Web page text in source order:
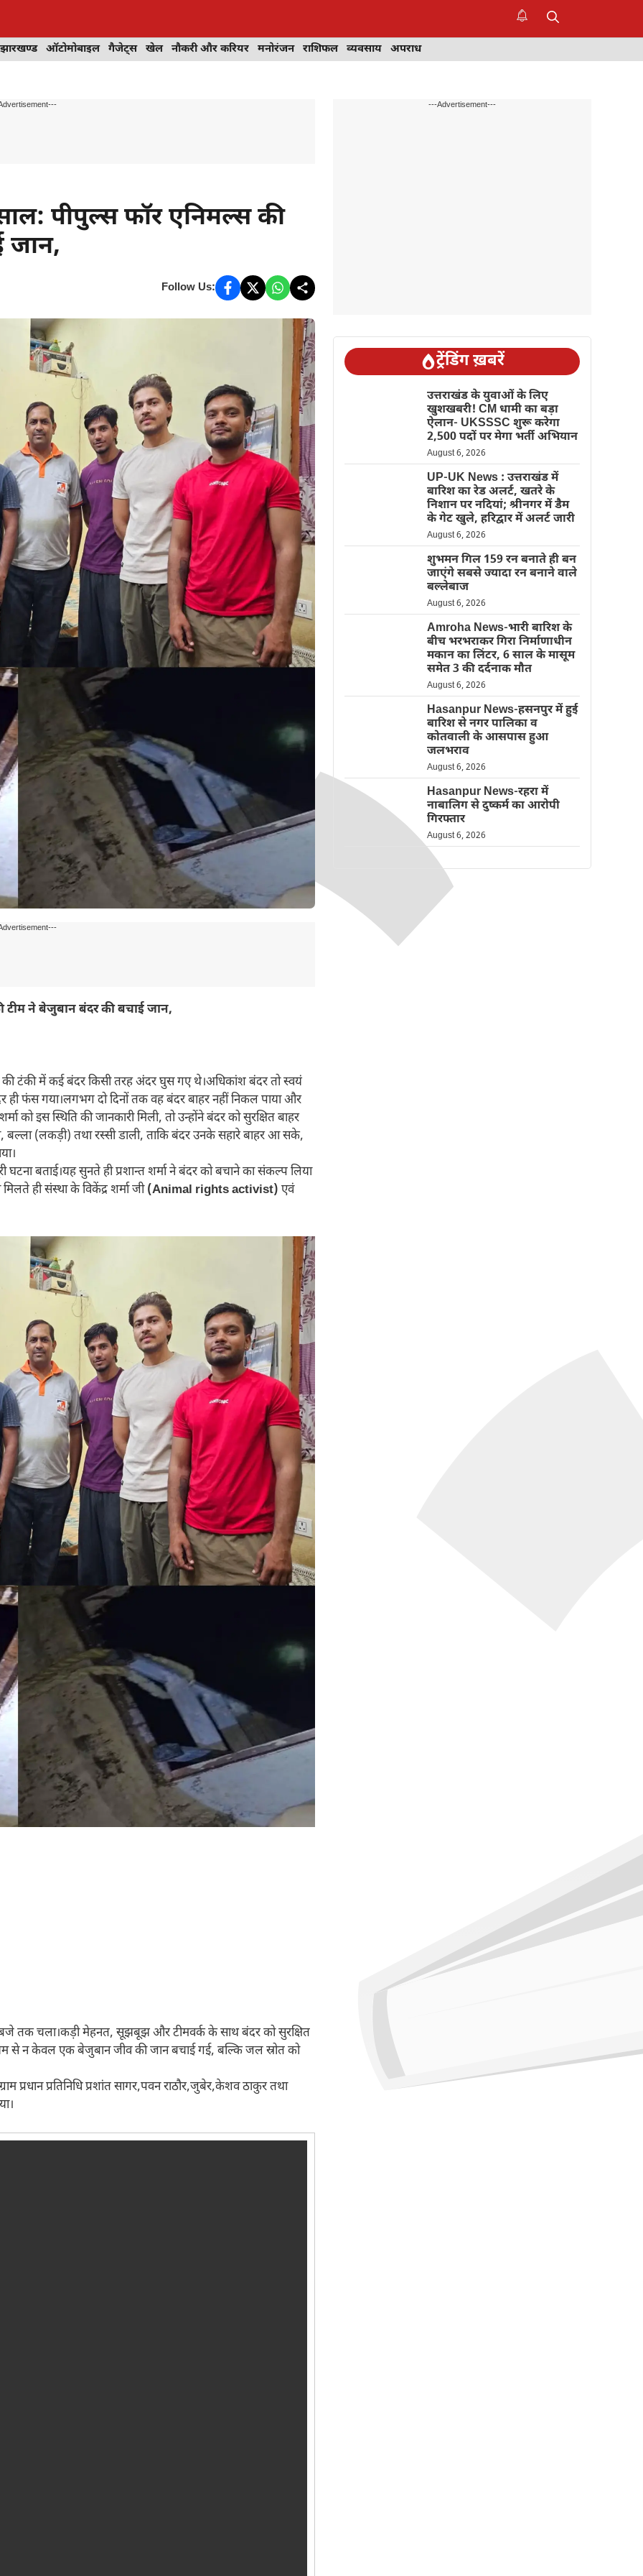
झारखण्ड ऑटोमोबाइल गैजेट्स खेल नौकरी और करियर मनोरंजन राशिफल व्यवसाय अपराध
पीपुल्स फॉर एनिमल्स की
जान,
Follow Us:
टीम नेबेजुबान बंदर की बचाई जान,
की टंकी में कई बंदर किसी तरह अंदर घुस गए थे।अधिकांश बंदर तो स्वयं
फंस गया।लगभग दो दिनों तक वह बंदर बाहर नहीं निकल पाया और
इस स्थिति की जानकारी मिली, तो उन्होंने बंदर को सुरक्षित बाहर
बल्ला (लकड़ी) तथा रस्सी डाली, ताकि बंदर उनके सहारे बाहर आ सके,
घटना बताई।यह सुनते ही प्रशान्त शर्मा ने बंदर को बचाने का संकल्प लिया
ही संस्था के विकेंद्र शर्मा जी(Animal rights activist) एवं
तक चला।कड़ी मेहनत, सूझबूझ और टीमवर्क के साथ बंदर को सुरक्षित
से न केवल एक बेजुबान जीव की जान बचाई गई, बल्कि जल स्रोत को
प्रधान प्रतिनिधि प्रशांत सागर,पवन राठौर,जुबेर,केशव ठाकुर तथा
---Advertisement---
ट्रेंडिंग ख़बरें
उत्तराखंड के युवाओं के लिए
खुशखबरी! CM धामी का बड़ा
ऐलान- UKSSSC शुरू करेगा
2,500 पदों पर मेगा भर्ती अभियान
August 6, 2026
UP-UK News : उत्तराखंड में
बारिश का रेड अलर्ट, खतरे के
निशान पर नदियां; श्रीनगर में डैम
के गेट खुले, हरिद्वार में अलर्ट जारी
August 6, 2026
शुभमन गिल 159 रन बनाते ही बन
जाएंगे सबसे ज्यादा रन बनाने वाले
बल्लेबाज
August 6, 2026
Amroha News-भारी बारिश के
बीच भरभराकर गिरा निर्माणाधीन
मकान का लिंटर, 6 साल के मासूम
समेत 3 की दर्दनाक मौत
August 6, 2026
Hasanpur News-हसनपुर में हुई
बारिश से नगर पालिका व
कोतवाली के आसपास हुआ
जलभराव
August 6, 2026
Hasanpur News-रहरा में
नाबालिग से दुष्कर्म का आरोपी
गिरफ्तार
August 6, 2026